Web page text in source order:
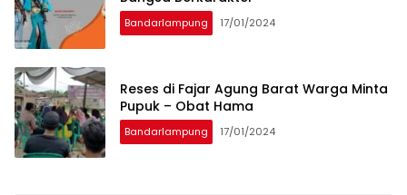
Bandarlampung 17/01/2024
Reses di Fajar Agung Barat Warga Minta
Pupuk – Obat Hama
Bandarlampung 17/01/2024